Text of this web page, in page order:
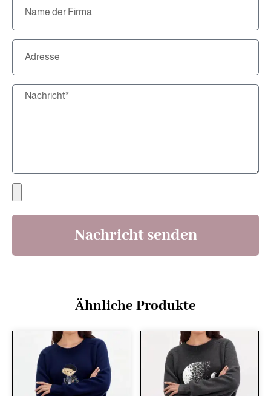
Nachricht senden
Ähnliche Produkte